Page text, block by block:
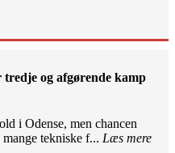
og afgørende kamp
i Odense, men chancen
tekniske f... Læs mere